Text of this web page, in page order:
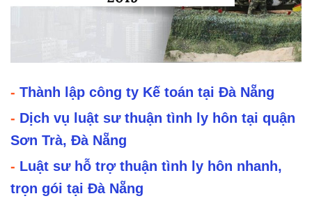
- Thành lập công ty Kế toán tại Đà Nẵng
- Dịch vụ luật sư thuận tình ly hôn tại quận
Sơn Trà, Đà Nẵng
- Luật sư hỗ trợ thuận tình ly hôn nhanh,
trọn gói tại Đà Nẵng